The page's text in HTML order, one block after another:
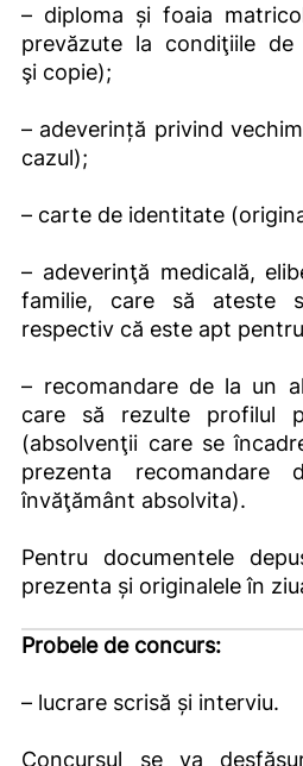
– diploma și foaia
prevăzute la condiţiile
şi copie);
– adeverință privind
cazul);
– carte de identitate
– adeverinţă medicală,
familie, care să ateste
respectiv că este apt
– recomandare de la un
care să rezulte profilul
(absolvenţii care se
prezenta
învăţământ absolvita).
Pentru documentele
prezenta și originalele în
Probele de concurs:
– lucrare scrisă și interviu.
Concursul se va